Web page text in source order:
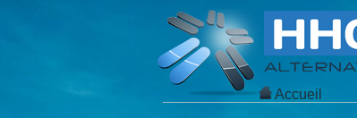
Accueil